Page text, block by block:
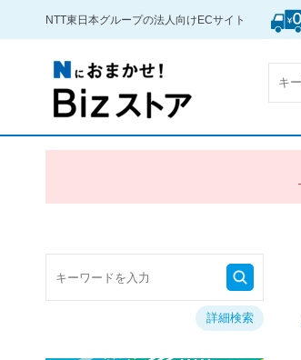
NTT東日本グループの法人向けECサイト
詳細検索